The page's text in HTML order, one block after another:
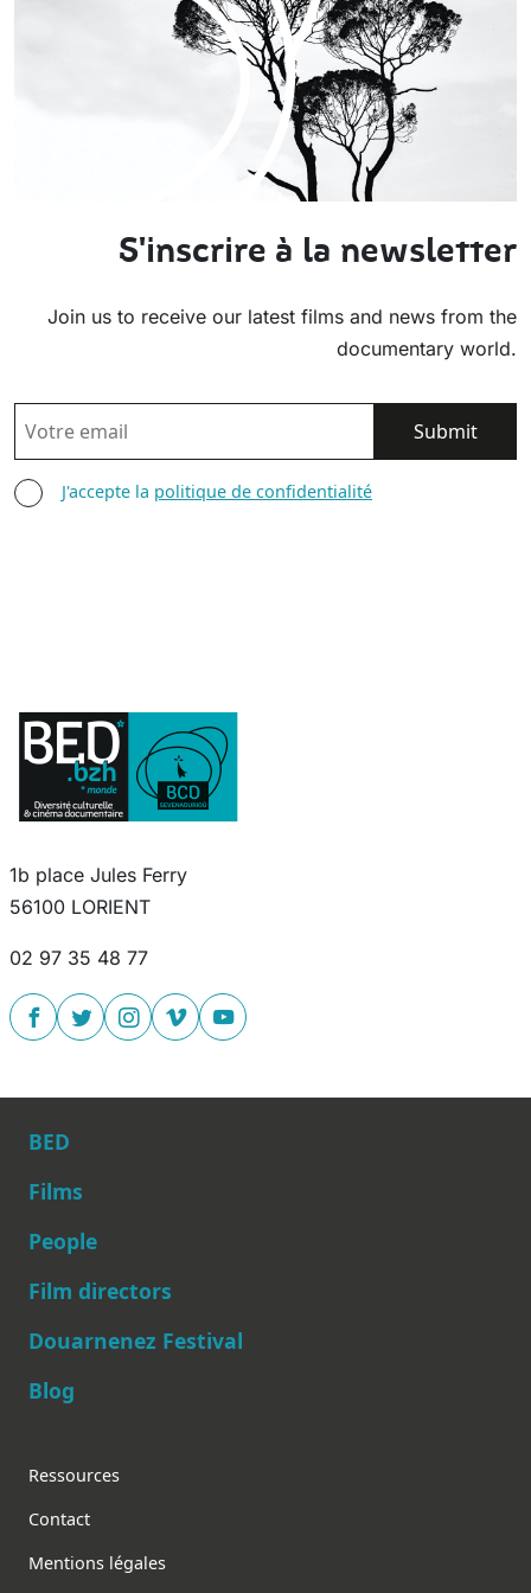
S'inscrire à la newsletter
Join us to receive our latest films and news from the
documentary world.
EMAIL
AGREE TERMS
J'accepte la politique de confidentialité
1b place Jules Ferry
56100 LORIENT
02 97 35 48 77
Main navigation
BED
Films
People
Film directors
Douarnenez Festival
Blog
Footer
Ressources
Contact
Mentions légales